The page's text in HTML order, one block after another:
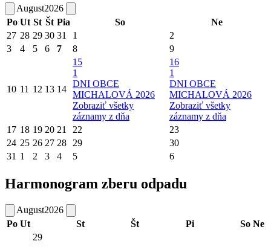
August2026
Po Ut St Št Pia So
Ne
27 28 29 30 31 1
2
3
4 5 6 7 8 9
10 11 12 13 14
15
1
DNI OBCE
MICHALOVÁ 2026
Zobraziť všetky
záznamy z dňa
16
1
DNI OBCE
MICHALOVÁ 2026
Zobraziť všetky
záznamy z dňa
17 18 19 20 21 22
23
24 25 26 27 28 29
30
31 1 2 3 4 5 6
Harmonogram zberu odpadu
August2026
Po Ut St Št Pi So Ne
29